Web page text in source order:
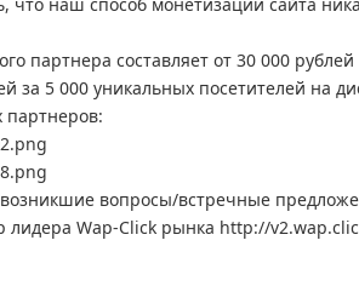
партнера составляет от 30 000
за 5 000 уникальных посетителей на
возникшие вопросы/встречные
Wap-Click рынка http://